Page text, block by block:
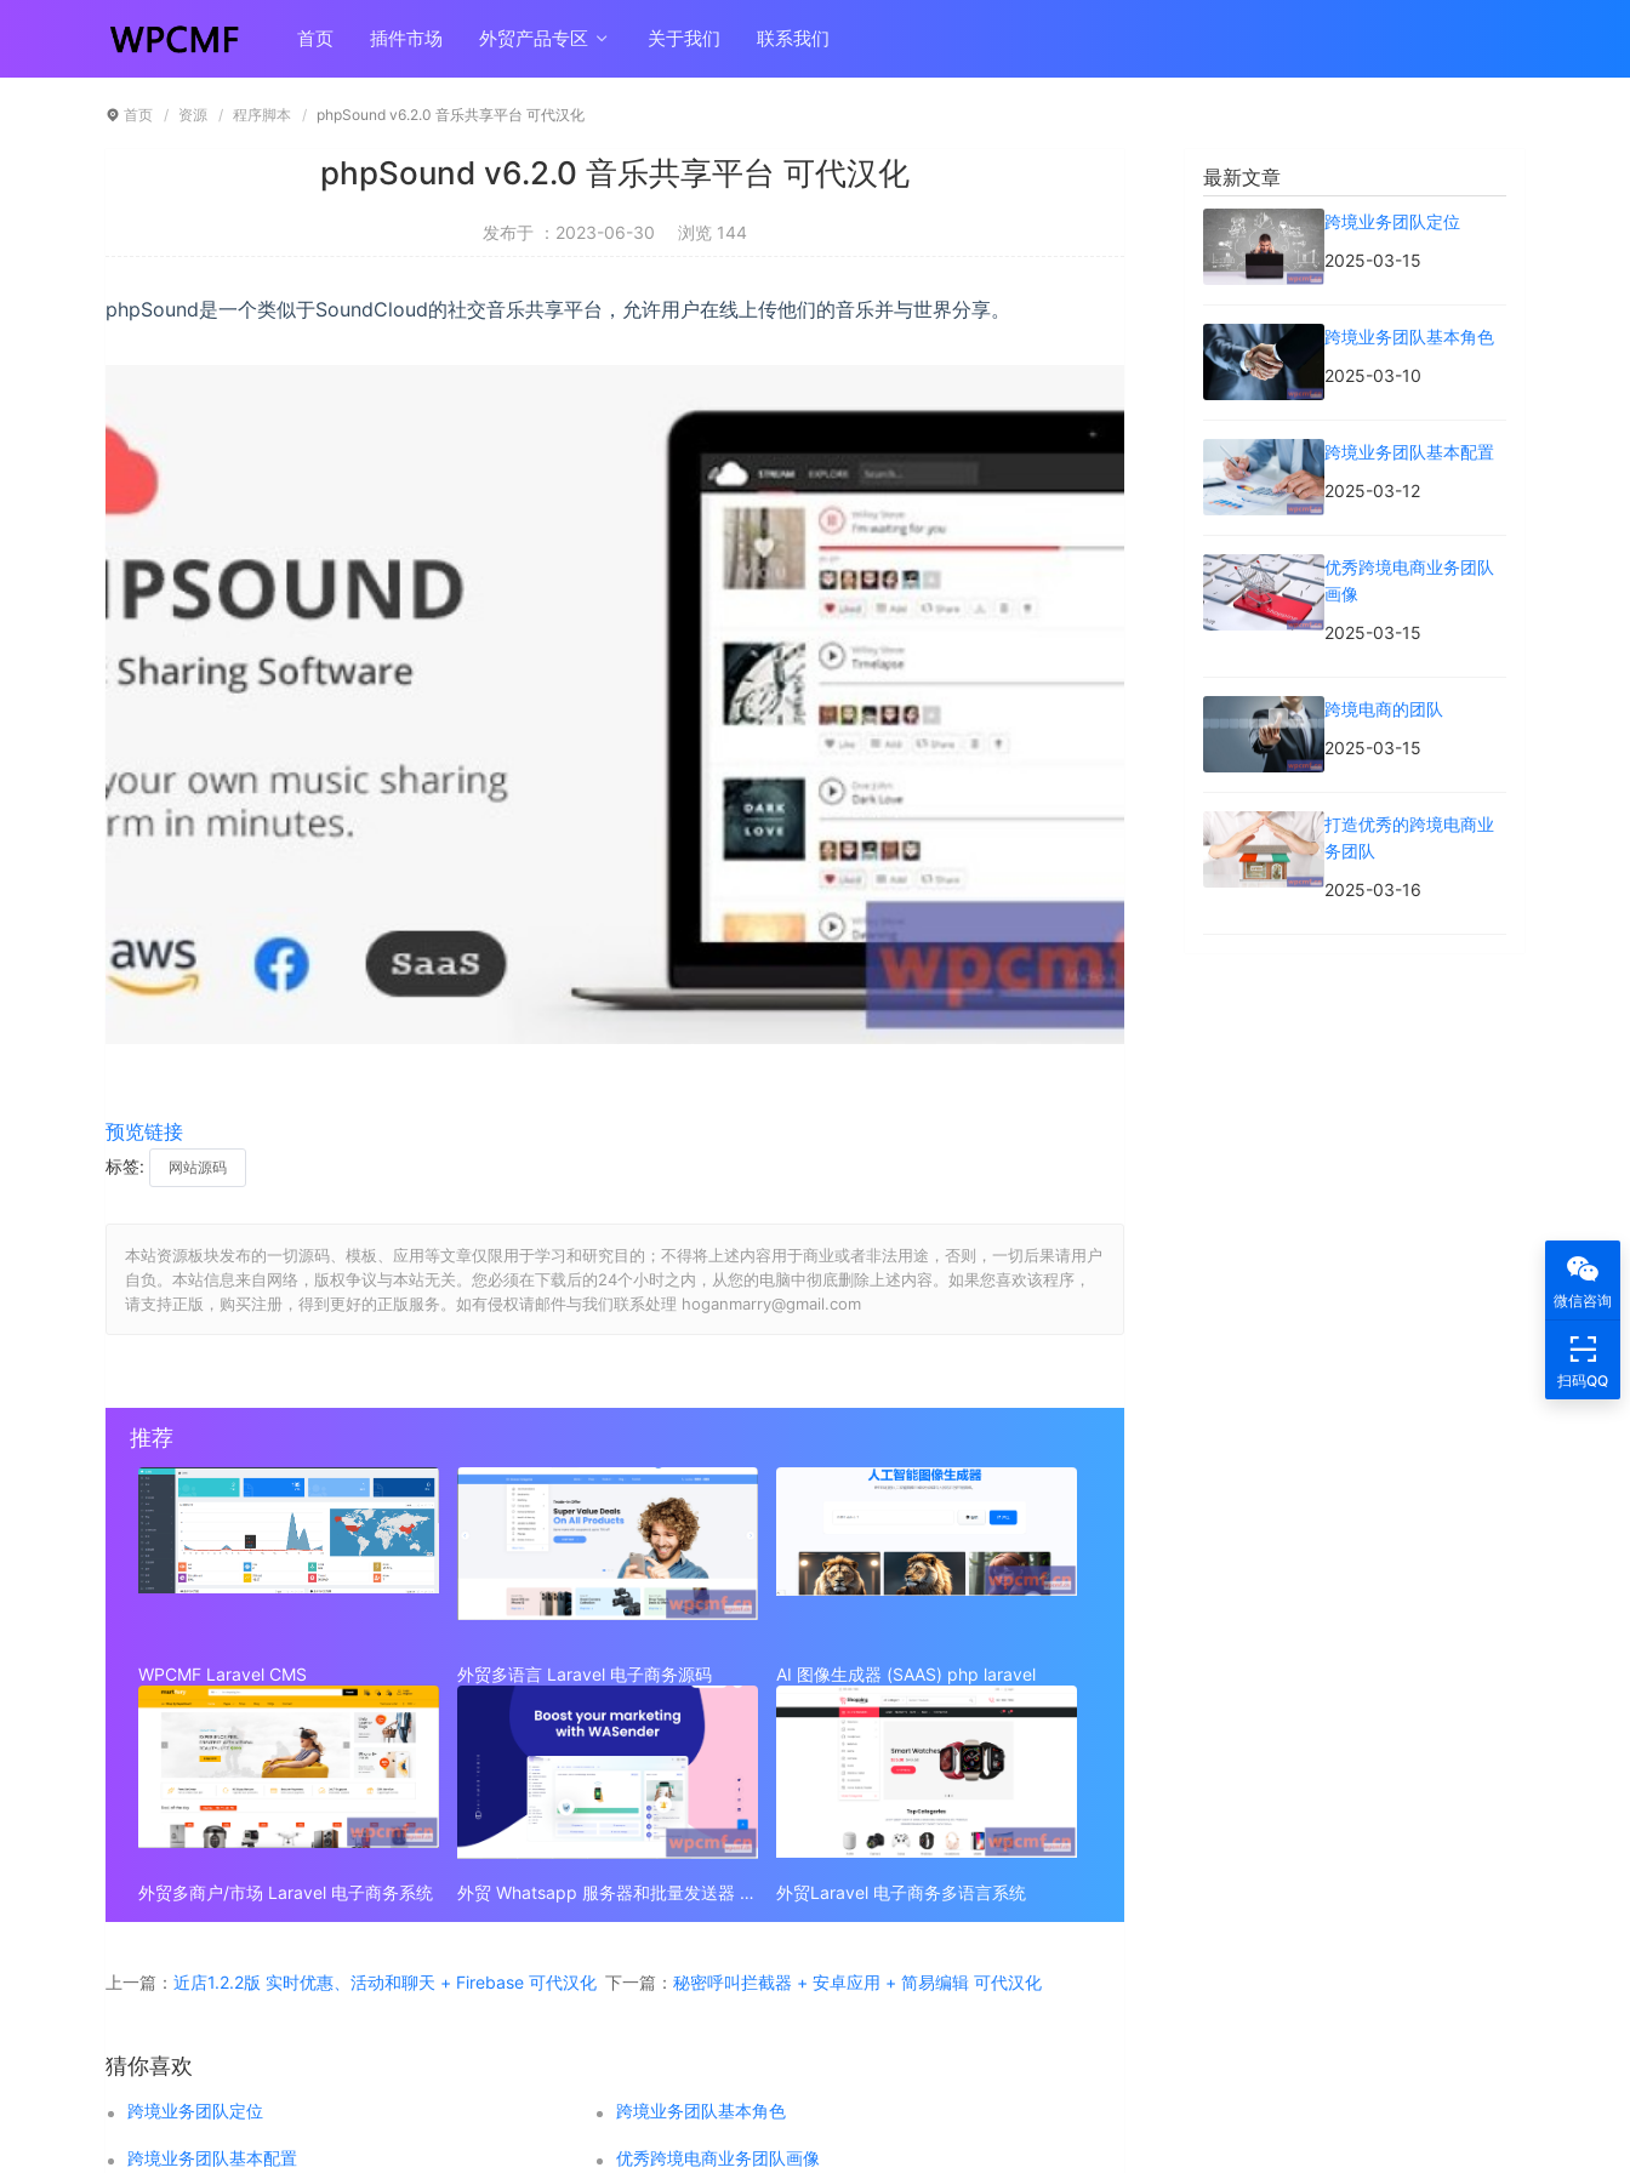
首页 插件市场 外贸产品专区 关于我们 联系我们
首页 资源 程序脚本 phpSound v6.2.0 音乐共享平台 可代汉化
phpSound v6.2.0 音乐共享平台 可代汉化
发布于 ：2023-06-30 浏览 144
phpSound是一个类似于SoundCloud的社交音乐共享平台，允许用户在线上传他们的音乐并与世界分享。
预览链接
标签: 网站源码
本站资源板块发布的一切源码、模板、应用等文章仅限用于学习和研究目的；不得将上述内容用于商业或者非法用途，否则，一切后果请用户
自负。本站信息来自网络，版权争议与本站无关。您必须在下载后的24个小时之内，从您的电脑中彻底删除上述内容。如果您喜欢该程序，
请支持正版，购买注册，得到更好的正版服务。如有侵权请邮件与我们联系处理 hoganmarry@gmail.com
推荐
WPCMF Laravel CMS 外贸多语言 Laravel 电子商务源码 AI 图像生成器 (SAAS) php laravel
外贸多商户/市场 Laravel 电子商务系统 外贸 Whatsapp 服务器和批量发送器 (SAAS) 外贸Laravel 电子商务多语言系统
上一篇： 近店1.2.2版 实时优惠、活动和聊天 + Firebase 可代汉化 下一篇： 秘密呼叫拦截器 + 安卓应用 + 简易编辑 可代汉化
猜你喜欢
跨境业务团队定位 跨境业务团队基本角色
跨境业务团队基本配置 优秀跨境电商业务团队画像
最新文章
跨境业务团队定位
2025-03-15
跨境业务团队基本角色
2025-03-10
跨境业务团队基本配置
2025-03-12
优秀跨境电商业务团队
画像
2025-03-15
跨境电商的团队
2025-03-15
打造优秀的跨境电商业
务团队
2025-03-16
微信咨询
扫码QQ